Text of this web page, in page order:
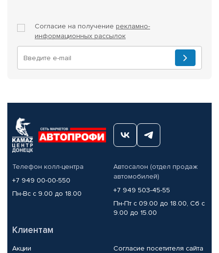
Согласие на получение рекламно-
информационных рассылок
Телефон колл-центра
+7 949 00-00-550
Пн-Вс с 9.00 до 18.00
Автосалон (отдел продаж
автомобилей)
+7 949 503-45-55
Пн-Пт с 09.00 до 18.00, Сб с
9.00 до 15.00
Клиентам
Акции Согласие посетителя сайта